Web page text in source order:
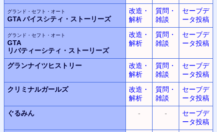
グランド・セフト・オート
GTA バイスシティ・ストーリーズ
改造・
解析
質問・
雑談
セーブデ
ータ投稿
グランド・セフト・オート
GTA
リバティーシティ・ストーリーズ
改造・
解析
質問・
雑談
セーブデ
ータ投稿
グランナイツヒストリー
改造・
解析
質問・
雑談
セーブデ
ータ投稿
クリミナルガールズ
改造・
解析
質問・
雑談
セーブデ
ータ投稿
ぐるみん
- -
セーブデ
ータ投稿